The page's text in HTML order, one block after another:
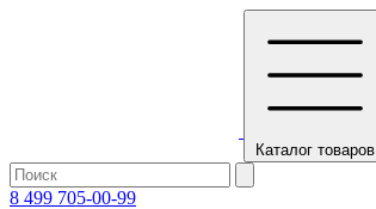
Каталог товаров
8 499 705-00-99